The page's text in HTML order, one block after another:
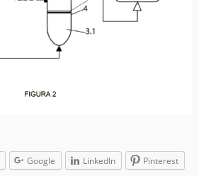
Google LinkedIn
Pinterest